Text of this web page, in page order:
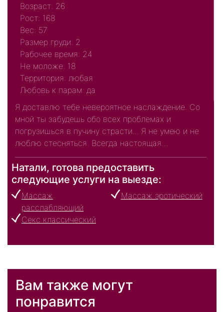
Возраст: 26
Рост: 168
Вес: 57
Размер груди: 2
Рабочее время: 24
Не моложе: 18
Территория: любая
Любовь к парам: да
Я доставлю тебе невероятное наслаждение. Со
мной ты забудешь обо всех проблемах и
погрузишься в пучину страсти... Я не умею и не
люблю стесняться. Всегда настоящая…
Натали, готова предоставить
следующие услуги на выезде:
Массаж
расслабляющий
Массаж эротический
Секс классический
Вам также могут
понравится